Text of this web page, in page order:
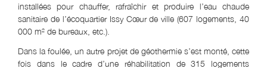
installées pour chauffer, rafraîchir et produire l’eau chaude
sanitaire de l’écoquartier Issy Cœur de ville (607 logements, 40
000 m² de bureaux, etc.).
Dans la foulée, un autre projet de géothermie s’est monté, cette
fois dans le cadre d’une réhabilitation de 315 logements